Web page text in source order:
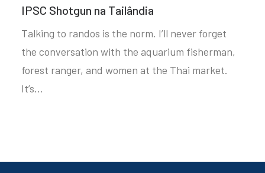
IPSC Shotgun na Tailândia
Talking to randos is the norm. I’ll never forget
the conversation with the aquarium fisherman,
forest ranger, and women at the Thai market.
It’s…